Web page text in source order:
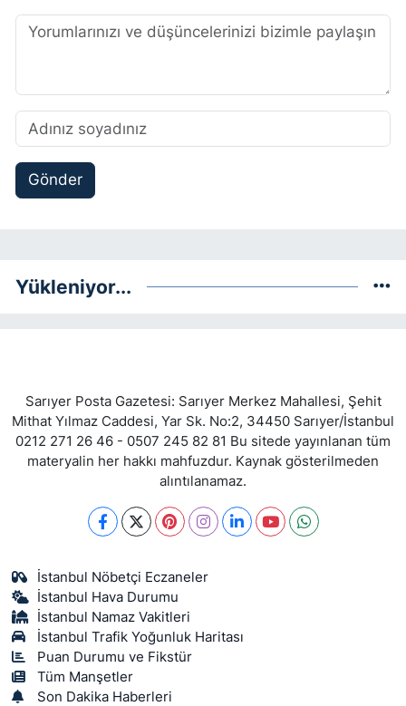
Gönder
Yükleniyor...
Sarıyer Posta Gazetesi: Sarıyer Merkez Mahallesi, Şehit
Mithat Yılmaz Caddesi, Yar Sk. No:2, 34450 Sarıyer/İstanbul
0212 271 26 46 - 0507 245 82 81 Bu sitede yayınlanan tüm
materyalin her hakkı mahfuzdur. Kaynak gösterilmeden
alıntılanamaz.
İstanbul Nöbetçi Eczaneler
İstanbul Hava Durumu
İstanbul Namaz Vakitleri
İstanbul Trafik Yoğunluk Haritası
Puan Durumu ve Fikstür
Tüm Manşetler
Son Dakika Haberleri